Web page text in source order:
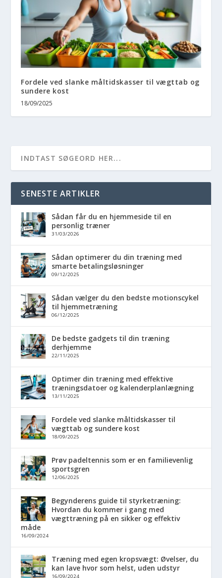
Fordele ved slanke måltidskasser til vægttab og
sundere kost
18/09/2025
SENESTE ARTIKLER
Sådan får du en hjemmeside til en
personlig træner
31/03/2026
Sådan optimerer du din træning med
smarte betalingsløsninger
09/12/2025
Sådan vælger du den bedste motionscykel
til hjemmetræning
06/12/2025
De bedste gadgets til din træning
derhjemme
22/11/2025
Optimer din træning med effektive
træningsdatoer og kalenderplanlægning
13/11/2025
Fordele ved slanke måltidskasser til
vægttab og sundere kost
18/09/2025
Prøv padeltennis som er en familievenlig
sportsgren
12/06/2025
Begynderens guide til styrketræning:
Hvordan du kommer i gang med
vægttræning på en sikker og effektiv
måde
16/09/2024
Træning med egen kropsvægt: Øvelser, du
kan lave hvor som helst, uden udstyr
16/09/2024